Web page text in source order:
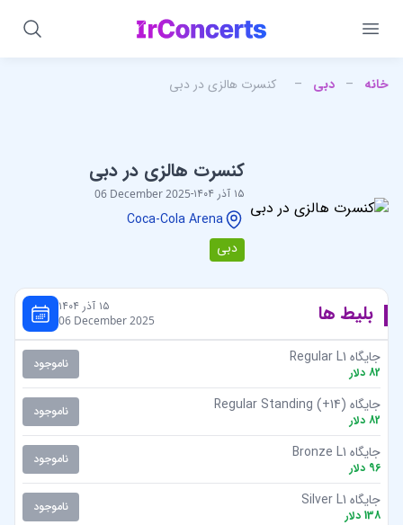
خانه – دبی – کنسرت هالزی در دبی
کنسرت هالزی در دبی
۱۵ آذر ۱۴۰۴ -
06 December 2025
Coca-Cola Arena
دبی
بلیط ها ۱۵ آذر ۱۴۰۴
06 December 2025
جایگاه Regular L1
82 دلار
ناموجود
جایگاه (14+) Regular Standing
82 دلار
ناموجود
جایگاه Bronze L1
96 دلار
ناموجود
جایگاه Silver L1
138 دلار
ناموجود